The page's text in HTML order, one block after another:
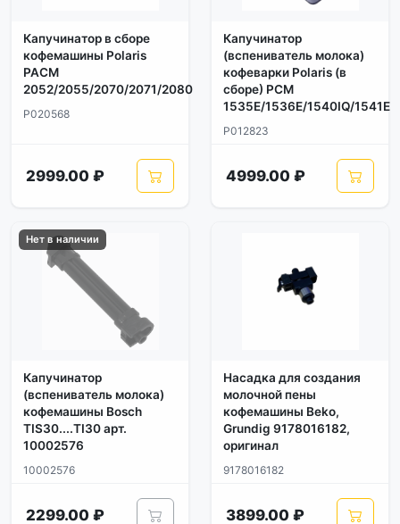
Капучинатор в сборе
кофемашины Polaris
PACM
2052/2055/2070/2071/2080
P020568
2999.00 ₽
Капучинатор
(вспениватель молока)
кофеварки Polaris (в
сборе) PCM
1535E/1536E/1540IQ/1541E
P012823
4999.00 ₽
Нет в наличии
Капучинатор
(вспениватель молока)
кофемашины Bosch
TIS30....TI30 арт.
10002576
10002576
2299.00 ₽
Насадка для создания
молочной пены
кофемашины Beko,
Grundig 9178016182,
оригинал
9178016182
3899.00 ₽